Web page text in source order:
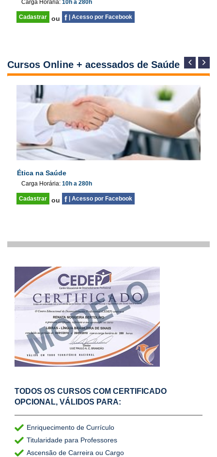
Carga Horária: 10h a 280h
Cadastrar ou f | Acesso por Facebook
Cursos Online + acessados de Saúde
Ética na Saúde
Carga Horária: 10h a 280h
Cadastrar ou f | Acesso por Facebook
TODOS OS CURSOS COM CERTIFICADO
OPCIONAL, VÁLIDOS PARA:
Enriquecimento de Currículo
Titularidade para Professores
Ascensão de Carreira ou Cargo